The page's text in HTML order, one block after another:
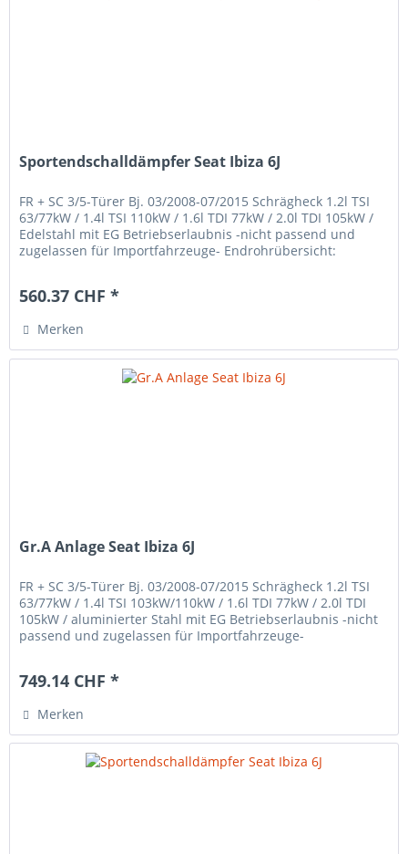
Sportendschalldämpfer Seat Ibiza 6J
FR + SC 3/5-Türer Bj. 03/2008-07/2015 Schrägheck 1.2l TSI
63/77kW / 1.4l TSI 110kW / 1.6l TDI 77kW / 2.0l TDI 105kW /
Edelstahl mit EG Betriebserlaubnis -nicht passend und
zugelassen für Importfahrzeuge- Endrohrübersicht:
560.37 CHF *
Merken
Gr.A Anlage Seat Ibiza 6J
FR + SC 3/5-Türer Bj. 03/2008-07/2015 Schrägheck 1.2l TSI
63/77kW / 1.4l TSI 103kW/110kW / 1.6l TDI 77kW / 2.0l TDI
105kW / aluminierter Stahl mit EG Betriebserlaubnis -nicht
passend und zugelassen für Importfahrzeuge-
749.14 CHF *
Merken